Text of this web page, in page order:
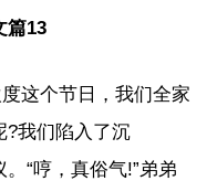
篇13
这个节日，我们全家
?我们陷入了沉
“哼，真俗气!”弟弟